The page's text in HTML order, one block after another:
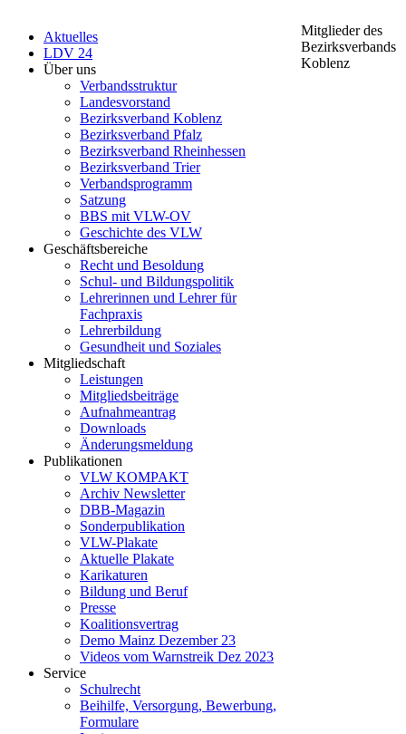
Aktuelles
LDV 24
Über uns
Verbandsstruktur
Landesvorstand
Bezirksverband Koblenz
Bezirksverband Pfalz
Bezirksverband Rheinhessen
Bezirksverband Trier
Verbandsprogramm
Satzung
BBS mit VLW-OV
Geschichte des VLW
Geschäftsbereiche
Recht und Besoldung
Schul- und Bildungspolitik
Lehrerinnen und Lehrer für
Fachpraxis
Lehrerbildung
Gesundheit und Soziales
Mitgliedschaft
Leistungen
Mitgliedsbeiträge
Aufnahmeantrag
Downloads
Änderungsmeldung
Publikationen
VLW KOMPAKT
Archiv Newsletter
DBB-Magazin
Sonderpublikation
VLW-Plakate
Aktuelle Plakate
Karikaturen
Bildung und Beruf
Presse
Koalitionsvertrag
Demo Mainz Dezember 23
Videos vom Warnstreik Dez 2023
Service
Schulrecht
Beihilfe, Versorgung, Bewerbung,
Formulare
Mitglieder des
Bezirksverbands
Koblenz